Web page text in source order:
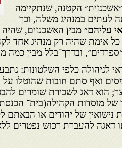
הקטנה, שנתקיימה
לעתים במנהיג משלה, וכך
עליהם״ מבין האשכנזים, שהיה
כל אימת שהיה רק מנהיג אחד
ובדרך־בלל מבין
לניהולה כלפי השלטונות:
ואף סתם חובות שהוטלו על
הוא דאג לשכירת שומרים
של מוסדות הקהילה(בית־
נישואין של יהודים או הבאתם
דאגה להעברת רכוש נפטרים